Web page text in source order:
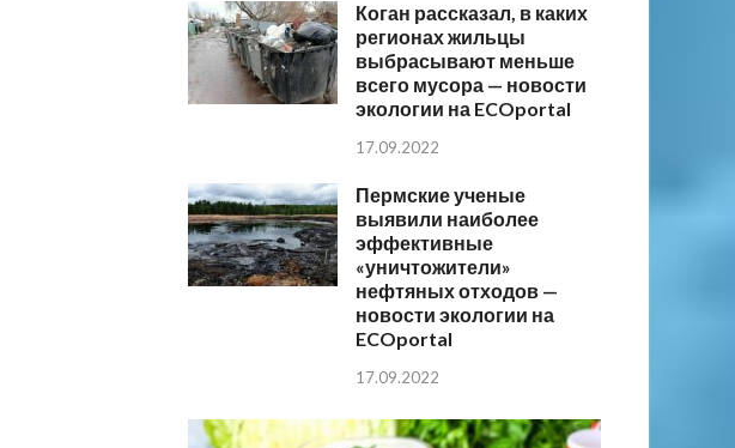
Коган рассказал, в каких
регионах жильцы
выбрасывают меньше
всего мусора — новости
экологии на ECOportal
17.09.2022
Пермские ученые
выявили наиболее
эффективные
«уничтожители»
нефтяных отходов —
новости экологии на
ECOportal
17.09.2022